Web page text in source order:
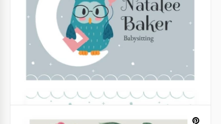
Você fornece serviços de cobertura? Se ainda não
tiver um cartão de visita personalizado e único,
recomendamos usar o modelo pronto do Cartão de
Visita Dark Roofing.
Google Docs